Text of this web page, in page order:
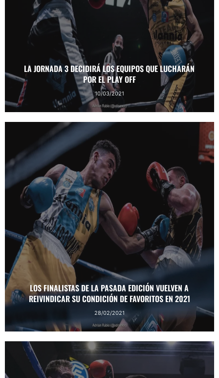
LA JORNADA 3 DECIDIRÁ LOS EQUIPOS QUE LUCHARÁN
POR EL PLAY OFF
10/03/2021
LOS FINALISTAS DE LA PASADA EDICIÓN VUELVEN A
REIVINDICAR SU CONDICIÓN DE FAVORITOS EN 2021
28/02/2021